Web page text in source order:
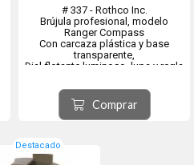
# 337 - Rothco Inc.
Brújula profesional, modelo
Ranger Compass
Con carcaza plástica y base
transparente,
Dial flotante luminoso, lupa y regla
Con cordón de seguridad.
Comprar
Destacado